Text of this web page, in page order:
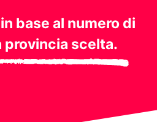
base al numero di
scelta.